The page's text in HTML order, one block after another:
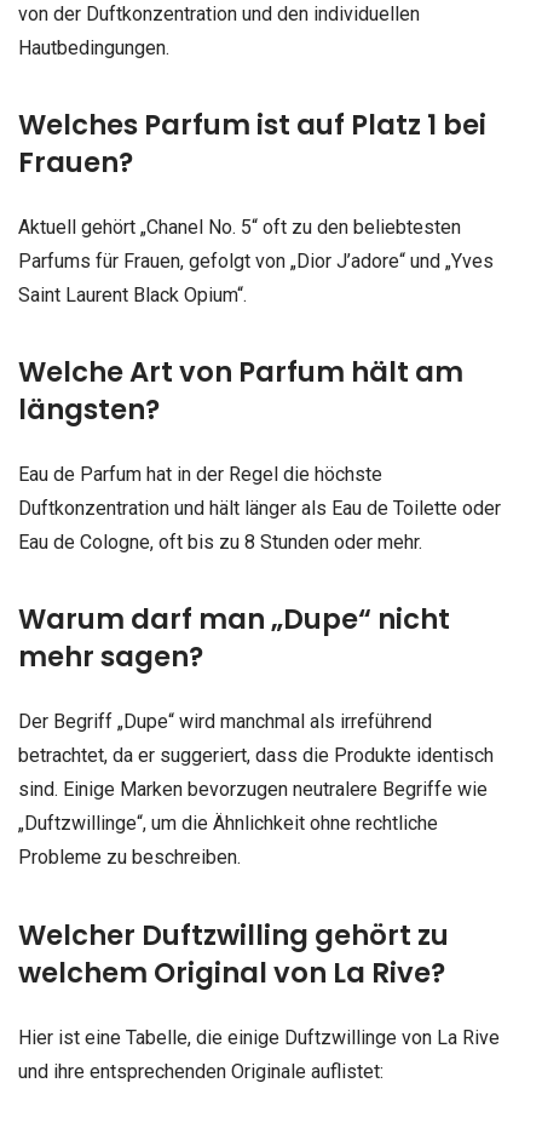
von der Duftkonzentration und den individuellen
Hautbedingungen.
Welches Parfum ist auf Platz 1 bei
Frauen?
Aktuell gehört „Chanel No. 5“ oft zu den beliebtesten
Parfums für Frauen, gefolgt von „Dior J’adore“ und „Yves
Saint Laurent Black Opium“.
Welche Art von Parfum hält am
längsten?
Eau de Parfum hat in der Regel die höchste
Duftkonzentration und hält länger als Eau de Toilette oder
Eau de Cologne, oft bis zu 8 Stunden oder mehr.
Warum darf man „Dupe“ nicht
mehr sagen?
Der Begriff „Dupe“ wird manchmal als irreführend
betrachtet, da er suggeriert, dass die Produkte identisch
sind. Einige Marken bevorzugen neutralere Begriffe wie
„Duftzwillinge“, um die Ähnlichkeit ohne rechtliche
Probleme zu beschreiben.
Welcher Duftzwilling gehört zu
welchem Original von La Rive?
Hier ist eine Tabelle, die einige Duftzwillinge von La Rive
und ihre entsprechenden Originale auflistet: